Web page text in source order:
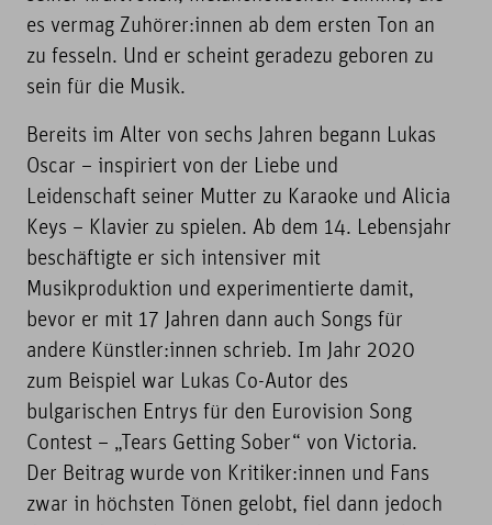
es vermag Zuhörer:innen ab dem ersten Ton an
zu fesseln. Und er scheint geradezu geboren zu
sein für die Musik.
Bereits im Alter von sechs Jahren begann Lukas
Oscar – inspiriert von der Liebe und
Leidenschaft seiner Mutter zu Karaoke und Alicia
Keys – Klavier zu spielen. Ab dem 14. Lebensjahr
beschäftigte er sich intensiver mit
Musikproduktion und experimentierte damit,
bevor er mit 17 Jahren dann auch Songs für
andere Künstler:innen schrieb. Im Jahr 2020
zum Beispiel war Lukas Co-Autor des
bulgarischen Entrys für den Eurovision Song
Contest – „Tears Getting Sober“ von Victoria.
Der Beitrag wurde von Kritiker:innen und Fans
zwar in höchsten Tönen gelobt, fiel dann jedoch